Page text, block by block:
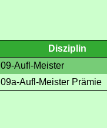
Disziplin
09-Aufl-Meister
09a-Aufl-Meister Prämie